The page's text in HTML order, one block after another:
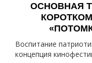
ОСНОВНАЯ
Воспитание
концепция